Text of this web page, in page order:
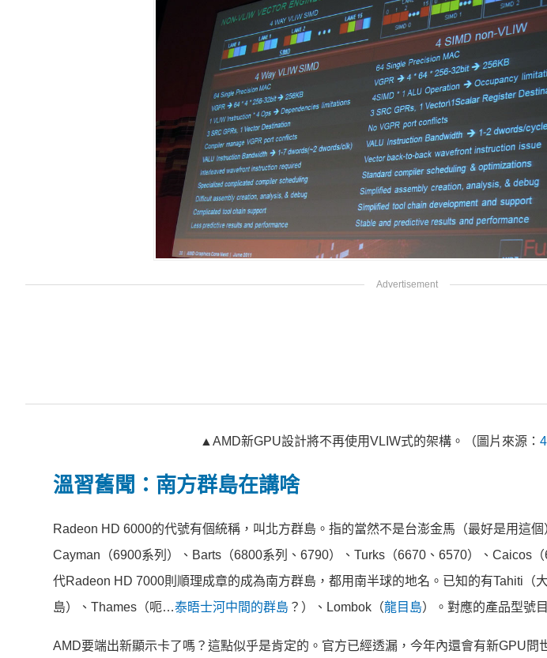
▲AMD新GPU設計將不再使用VLIW式的架構。（圖片來源：
溫習舊聞：南方群島在講啥
Radeon HD 6000的代號有個統稱，叫北方群島。指的當然不是台澎金馬（最好是用這
Cayman（6900系列）、Barts（6800系列、6790）、Turks（6670、6570）、Caicos
代Radeon HD 7000則順理成章的成為南方群島，都用南半球的地名。已知的有Tahiti（
島）、Thames（呃…泰晤士河中間的群島 ？）、Lombok（龍目島）。對應的產品型號
AMD要端出新顯示卡了嗎？這點似乎是肯定的。官方已經透漏，今年內還會有新GPU問